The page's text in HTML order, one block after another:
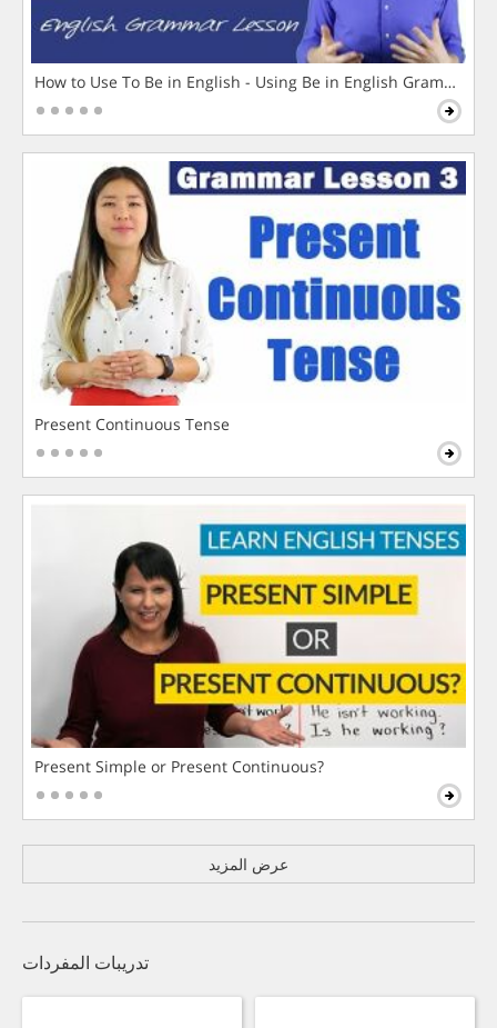
How to Use To Be in English - Using Be in English Grammar
Present Continuous Tense
Present Simple or Present Continuous?
عرض المزيد
تدريبات المفردات